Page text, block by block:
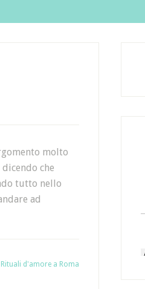
molto
che
tutto nello
ad
Rituali d'amore a Roma